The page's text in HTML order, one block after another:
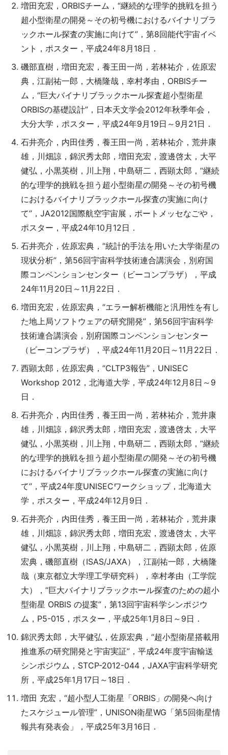
増田充宏，ORBISチーム，“継続的な理学的挑戦を担う
超小型衛星の開発～その初号機におけるバイナリブラ
ックホール探査の実施に向けて”，第8回能代宇宙イベ
ント，ポスター，平成24年8月18日．
磯部直樹，増田充宏，養王田一尚，若林祐介，佐原宏
典，江副祐一郎，大橋隆哉，幸村孝由，ORBISチー
ム，“巨大バイナリブラックホール探査超小型衛星
ORBISの基礎設計”，日本天文学会2012年秋季年会，
大分大学，ポスター，平成24年9月19日～9月21日．
石井亮介，内田佳秀，養王田一尚，若林祐介，荒井康
雄，川畑諒，錦沢秀太郎，増田充宏，渡邊啓太，大平
健弘，小黒英樹，川上翔，中島研二，西顕太郎，“継続
的な理学的挑戦を担う超小型衛星の開発～その初号機
におけるバイナリブラックホール探査の実施に向け
て”，JA2012国際航空宇宙展，ポートメッセなごや，
ポスター，平成24年10月12日．
石井亮介，佐原宏典，“統計的手法を用いた大学衛星の
現状分析”，第56回宇宙科学技術連合講演会，別府国
際コンベンションセンター（ビーコンプラザ），平成
24年11月20日～11月22日．
増田充宏，佐原宏典，“エラー解析機能と汎用性を有し
た地上局ソフトウェアの研究開発”，第56回宇宙科学
技術連合講演会，別府国際コンベンションセンター
（ビーコンプラザ），平成24年11月20日～11月22日．
西顕太郎，佐原宏典，“CLTP3報告”，UNISEC
Workshop 2012，北海道大学，平成24年12月8日～9
日．
石井亮介，内田佳秀，養王田一尚，若林祐介，荒井康
雄，川畑諒，錦沢秀太郎，増田充宏，渡邊啓太，大平
健弘，小黒英樹，川上翔，中島研二，西顕太郎，“継続
的な理学的挑戦を担う超小型衛星の開発～その初号機
におけるバイナリブラックホール探査の実施に向け
て”，平成24年度UNISECワークショップ，北海道大
学，ポスター，平成24年12月9日．
石井亮介，内田佳秀，養王田一尚，若林祐介，荒井康
雄，川畑諒，錦沢秀太郎，増田充宏，渡邊啓太，大平
健弘，小黒英樹，川上翔，中島研二，西顕太郎，佐原
宏典，磯部直樹（ISAS/JAXA），江副祐一郎，大橋隆
哉（東京都立大学理工学研究科），幸村孝由（工学院
大），“巨大バイナリブラックホール探査のための超小
型衛星 ORBIS の提案”，第13回宇宙科学シンポジウ
ム，P5-015，ポスター，平成25年1月8日～9日．
錦沢秀太郎，大平健弘，佐原宏典，“超小型衛星搭載用
推進系の研究開発と宇宙実証”，平成24年度宇宙輸送
シンポジウム，STCP-2012-044，JAXA宇宙科学研究
所，平成25年1月17日～18日．
増田 充宏，“超小型人工衛星「ORBIS」の開発へ向け
たスケジュール管理”，UNISON衛星WG「第5回衛星情
報共有発表会」，平成25年3月16日．